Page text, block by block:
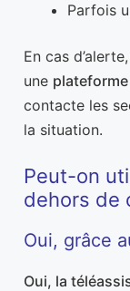
Parfois
En cas
une
contacte les
la situation.
Peut-on
dehors de
Oui, grâce
Oui, la